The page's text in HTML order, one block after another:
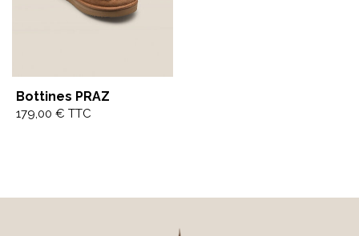
Bottines PRAZ
179,00 € TTC